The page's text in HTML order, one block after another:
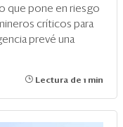
que pone en riesgo
críticos para
prevé una
Lectura de 1 min